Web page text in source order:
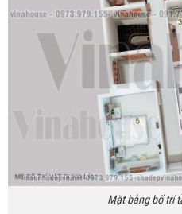
Mặt bằng bố trí